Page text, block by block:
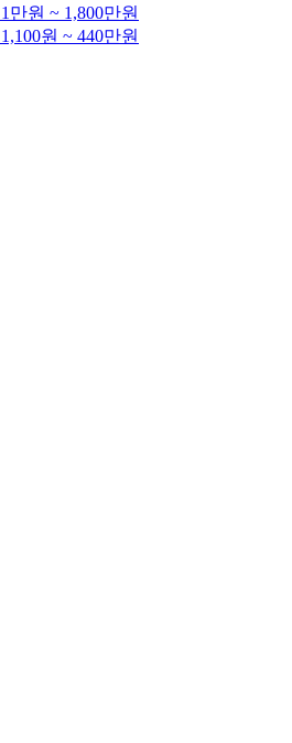
1만원 ~ 1,800만원
1,100원 ~ 440만원